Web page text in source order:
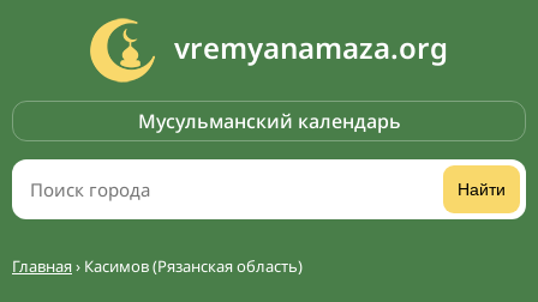
vremyanamaza.org
Мусульманский календарь
Найти
Главная› Касимов (Рязанская область)